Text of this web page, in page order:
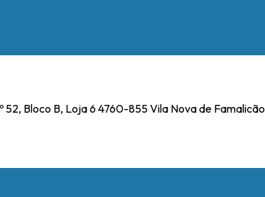
52, Bloco B, Loja 6 4760-855 Vila Nova de Famalicão